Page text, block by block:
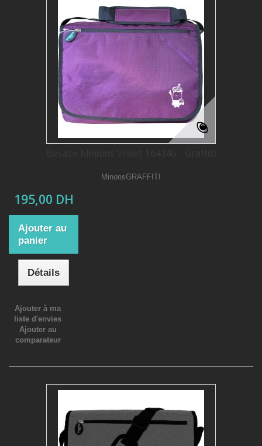
MinonsGRAFFITI
195,00 DH
Ajouter au
panier
Détails
Ajouter à ma
liste d'envies
Ajouter au
comparateur